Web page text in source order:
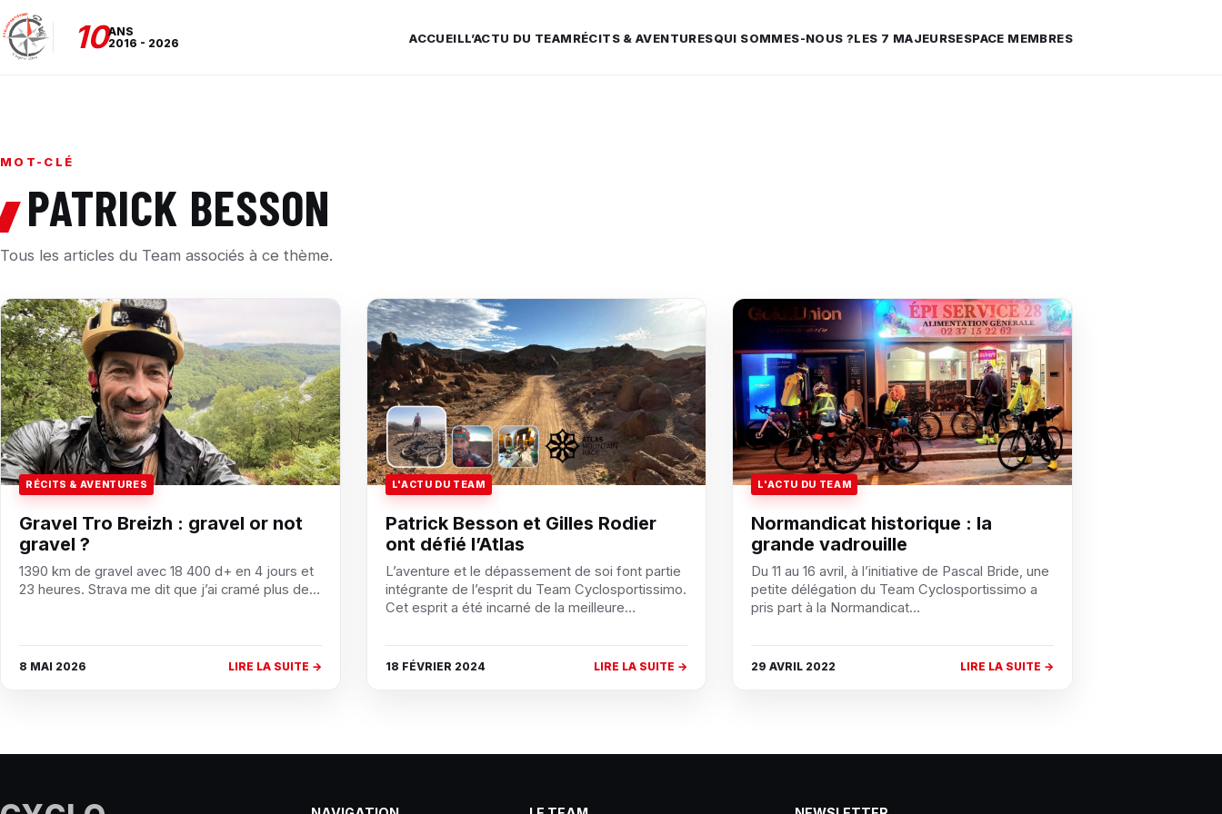
10ANS
2016 - 2026
ACCUEILL’ACTU DU TEAMRÉCITS & AVENTURESQUI SOMMES-NOUS ?LES 7 MAJEURSESPACE MEMBRES
MOT-CLÉ
PATRICK BESSON
Tous les articles du Team associés à ce thème.
RÉCITS & AVENTURES
Gravel Tro Breizh : gravel or not
gravel ?
1390 km de gravel avec 18 400 d+ en 4 jours et
23 heures. Strava me dit que j’ai cramé plus de…
8 MAI 2026 LIRE LA SUITE →
L'ACTU DU TEAM
Patrick Besson et Gilles Rodier
ont défié l’Atlas
L’aventure et le dépassement de soi font partie
intégrante de l’esprit du Team Cyclosportissimo.
Cet esprit a été incarné de la meilleure…
18 FÉVRIER 2024 LIRE LA SUITE →
L'ACTU DU TEAM
Normandicat historique : la
grande vadrouille
Du 11 au 16 avril, à l’initiative de Pascal Bride, une
petite délégation du Team Cyclosportissimo a
pris part à la Normandicat…
29 AVRIL 2022 LIRE LA SUITE →